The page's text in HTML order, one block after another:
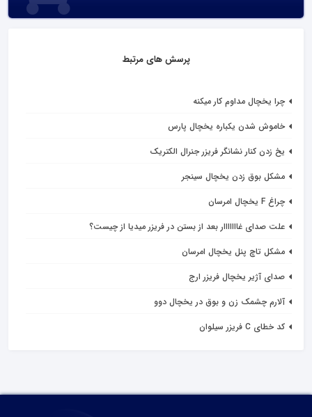
پرسش های مرتبط
چرا یخچال مداوم کار میکنه
خاموش شدن یکباره یخچال پارس
یخ زدن کنار نشانگر فریزر جنرال الکتریک
مشکل بوق زدن یخچال سینجر
چراغ F یخچال امرسان
علت صدای غااااااار بعد از بستن در فریزر میدیا از چیست؟
مشکل تاچ پنل یخچال امرسان
صدای آژیر یخچال فریزر ارج
آلارم چشمک زن و بوق در یخچال دوو
کد خطای C فریزر سیلوان